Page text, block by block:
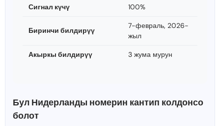
Сигнал күчү 100%
Биринчи билдирүү
7-февраль, 2026-
жыл
Акыркы билдирүү 3 жума мурун
Бул Нидерланды номерин кантип колдонсо
болот